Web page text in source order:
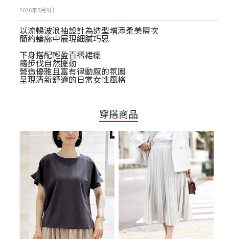
2026年5月9日
以流暢波浪袖設計為造型增添柔美層次
簡約輪廓中展現細膩巧思
下身搭配輕盈百褶裙襬
隨步伐自然擺動
營造優雅且富有律動感的氛圍
呈現清新舒適的日常女性風格
穿搭商品